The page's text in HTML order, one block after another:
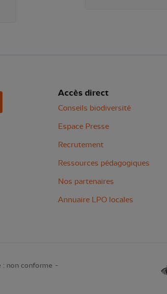
Accès direct
Conseils biodiversité
Espace Presse
Recrutement
Ressources pédagogiques
Nos partenaires
Annuaire LPO locales
: non conforme